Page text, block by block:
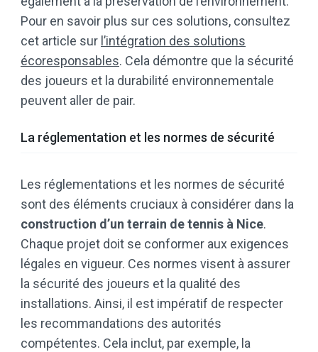
Pour en savoir plus sur ces solutions, consultez
cet article sur l’intégration des solutions
écoresponsables. Cela démontre que la sécurité
des joueurs et la durabilité environnementale
peuvent aller de pair.
La réglementation et les normes de sécurité
Les réglementations et les normes de sécurité
sont des éléments cruciaux à considérer dans la
construction d’un terrain de tennis à Nice.
Chaque projet doit se conformer aux exigences
légales en vigueur. Ces normes visent à assurer
la sécurité des joueurs et la qualité des
installations. Ainsi, il est impératif de respecter
les recommandations des autorités
compétentes. Cela inclut, par exemple, la